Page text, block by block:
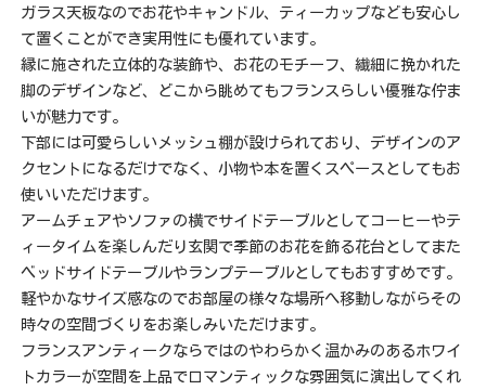
ガラス天板なのでお花やキャンドル、ティーカップなども安心し
て置くことができ実用性にも優れています。
縁に施された立体的な装飾や、お花のモチーフ、繊細に挽かれた
脚のデザインなど、どこから眺めてもフランスらしい優雅な佇ま
いが魅力です。
下部には可愛らしいメッシュ棚が設けられており、デザインのア
クセントになるだけでなく、小物や本を置くスペースとしてもお
使いいただけます。
アームチェアやソファの横でサイドテーブルとしてコーヒーやテ
ィータイムを楽しんだり玄関で季節のお花を飾る花台としてまた
ベッドサイドテーブルやランプテーブルとしてもおすすめです。
軽やかなサイズ感なのでお部屋の様々な場所へ移動しながらその
時々の空間づくりをお楽しみいただけます。
フランスアンティークならではのやわらかく温かみのあるホワイ
トカラーが空間を上品でロマンティックな雰囲気に演出してくれ